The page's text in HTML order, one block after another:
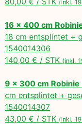
(inkl.
16 x 400 cm
18 cm entsplintet
1540014306
140,00 € / STK (inkl.
9 x 300 cm Robinie
cm entsplintet +
1540014307
43,00 € / STK (inkl.